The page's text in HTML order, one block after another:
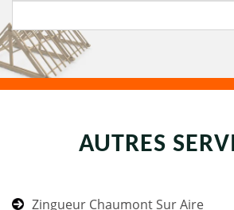
AUTRES
Zingueur Chaumont Sur Aire